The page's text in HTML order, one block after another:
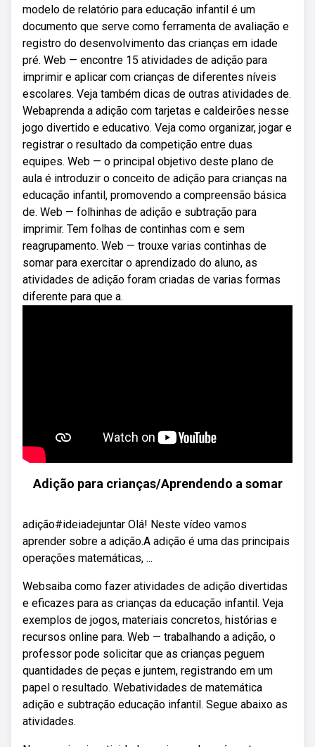
modelo de relatório para educação infantil é um
documento que serve como ferramenta de avaliação e
registro do desenvolvimento das crianças em idade
pré. Web — encontre 15 atividades de adição para
imprimir e aplicar com crianças de diferentes níveis
escolares. Veja também dicas de outras atividades de.
Webaprenda a adição com tarjetas e caldeirões nesse
jogo divertido e educativo. Veja como organizar, jogar e
registrar o resultado da competição entre duas
equipes. Web — o principal objetivo deste plano de
aula é introduzir o conceito de adição para crianças na
educação infantil, promovendo a compreensão básica
de. Web — folhinhas de adição e subtração para
imprimir. Tem folhas de continhas com e sem
reagrupamento. Web — trouxe varias continhas de
somar para exercitar o aprendizado do aluno, as
atividades de adição foram criadas de varias formas
diferente para que a.
Adição para crianças/Aprendendo a somar
adição#ideiadejuntar Olá! Neste vídeo vamos
aprender sobre a adição.A adição é uma das principais
operações matemáticas, ...
Websaiba como fazer atividades de adição divertidas
e eficazes para as crianças da educação infantil. Veja
exemplos de jogos, materiais concretos, histórias e
recursos online para. Web — trabalhando a adição, o
professor pode solicitar que as crianças peguem
quantidades de peças e juntem, registrando em um
papel o resultado. Webatividades de matemática
adição e subtração educação infantil. Segue abaixo as
atividades.